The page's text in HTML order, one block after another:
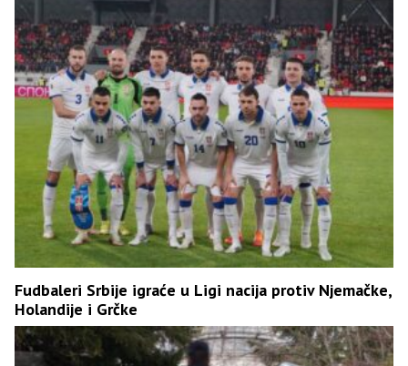
Fudbaleri Srbije igraće u Ligi nacija protiv Njemačke,
Holandije i Grčke